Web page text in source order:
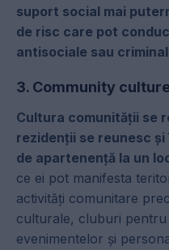
suport social mai
de risc care pot
antisociale sau
3. Community
Cultura comunității se
rezidenții se reunesc
de apartenență la un
ce ei pot manifesta
activități comunitare
culturale, cluburi
evenimentelor și